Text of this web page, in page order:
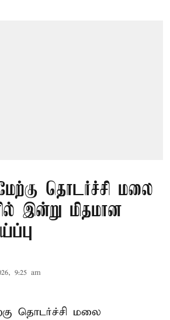
தொடர்ச்சி மலை
இன்று மிதமான
9:25 am
தொடர்ச்சி மலை